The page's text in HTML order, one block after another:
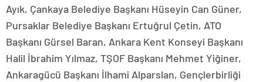
Ayık, Çankaya Belediye Başkanı Hüseyin Can Güner,
Pursaklar Belediye Başkanı Ertuğrul Çetin, ATO
Başkanı Gürsel Baran, Ankara Kent Konseyi Başkanı
Halil İbrahim Yılmaz, TŞOF Başkanı Mehmet Yiğiner,
Ankaragücü Başkanı İlhami Alparslan, Gençlerbirliği